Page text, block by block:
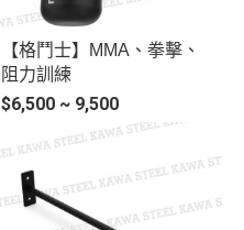
【格鬥士】MMA、拳擊、
阻力訓練
$6,500 ~ 9,500